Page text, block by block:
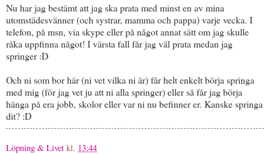
Nu har jag bestämt att jag ska prata med minst en av mina
utomstädesvänner (och systrar, mamma och pappa) varje vecka. I
telefon, på msn, via skype eller på något annat sätt om jag skulle
råka uppfinna något! I värsta fall får jag väl prata medan jag
springer :D
Och ni som bor här (ni vet vilka ni är) får helt enkelt börja springa
med mig (för jag vet ju att ni alla springer) eller så får jag börja
hänga på era jobb, skolor eller var ni nu befinner er. Kanske springa
dit? :D
Löpning & Livet kl. 13:44